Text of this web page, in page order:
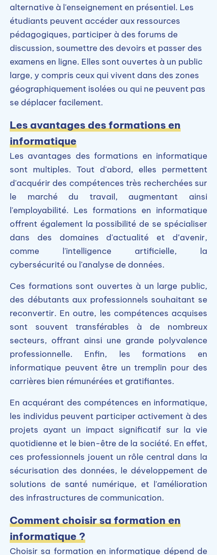
alternative à l'enseignement en présentiel. Les
étudiants peuvent accéder aux ressources
pédagogiques, participer à des forums de
discussion, soumettre des devoirs et passer des
examens en ligne. Elles sont ouvertes à un public
large, y compris ceux qui vivent dans des zones
géographiquement isolées ou qui ne peuvent pas
se déplacer facilement.
Les avantages des formations en
informatique
Les avantages des formations en informatique
sont multiples. Tout d'abord, elles permettent
d'acquérir des compétences très recherchées sur
le marché du travail, augmentant ainsi
l'employabilité. Les formations en informatique
offrent également la possibilité de se spécialiser
dans des domaines d'actualité et d’avenir,
comme l'intelligence artificielle, la
cybersécurité ou l'analyse de données.
Ces formations sont ouvertes à un large public,
des débutants aux professionnels souhaitant se
reconvertir. En outre, les compétences acquises
sont souvent transférables à de nombreux
secteurs, offrant ainsi une grande polyvalence
professionnelle. Enfin, les formations en
informatique peuvent être un tremplin pour des
carrières bien rémunérées et gratifiantes.
En acquérant des compétences en informatique,
les individus peuvent participer activement à des
projets ayant un impact significatif sur la vie
quotidienne et le bien-être de la société. En effet,
ces professionnels jouent un rôle central dans la
sécurisation des données, le développement de
solutions de santé numérique, et l'amélioration
des infrastructures de communication.
Comment choisir sa formation en
informatique ?
Choisir sa formation en informatique dépend de